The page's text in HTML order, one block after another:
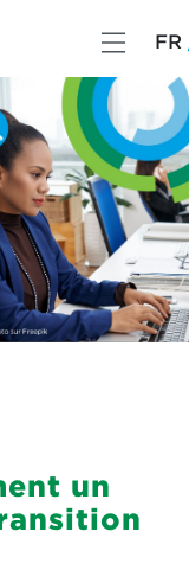
FR
un